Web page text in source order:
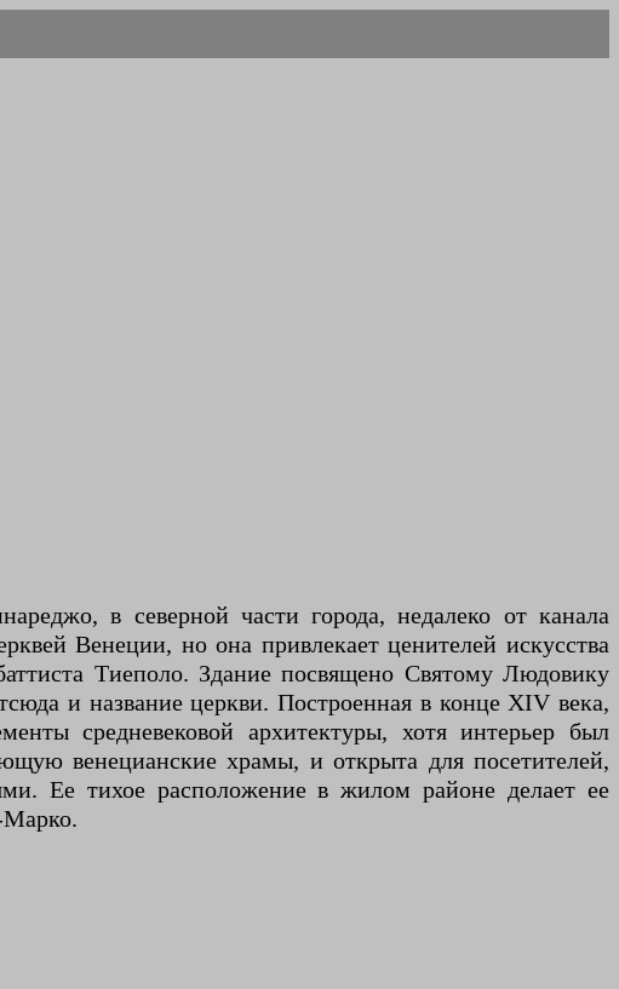
в северной части города, недалеко от канала
Венеции, но она привлекает ценителей искусства
Тиеполо. Здание посвящено Святому Людовику
и название церкви. Построенная в конце XIV века,
средневековой архитектуры, хотя интерьер был
венецианские храмы, и открыта для посетителей,
Ее тихое расположение в жилом районе делает ее
Марко.